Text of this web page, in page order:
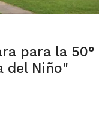
para la 50°
del Niño"